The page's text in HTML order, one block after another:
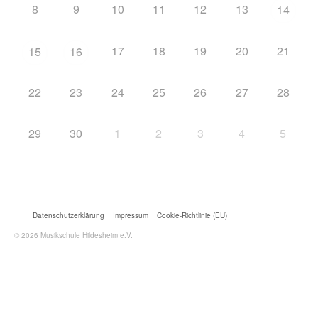
8 9 10 11 12 13 14
15 16 17 18 19 20 21
22 23 24 25 26 27 28
29 30 1 2 3 4 5
Datenschutzerklärung Impressum
Cookie-Richtlinie (EU)
© 2026 Musikschule Hildesheim e.V.